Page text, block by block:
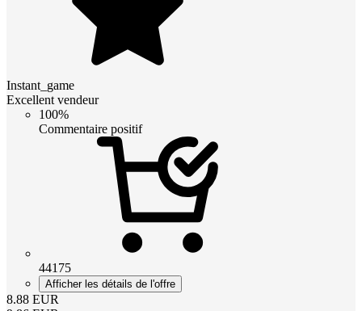
Instant_game
Excellent vendeur
100%
Commentaire positif
44175
Afficher les détails de l'offre
8.88 EUR